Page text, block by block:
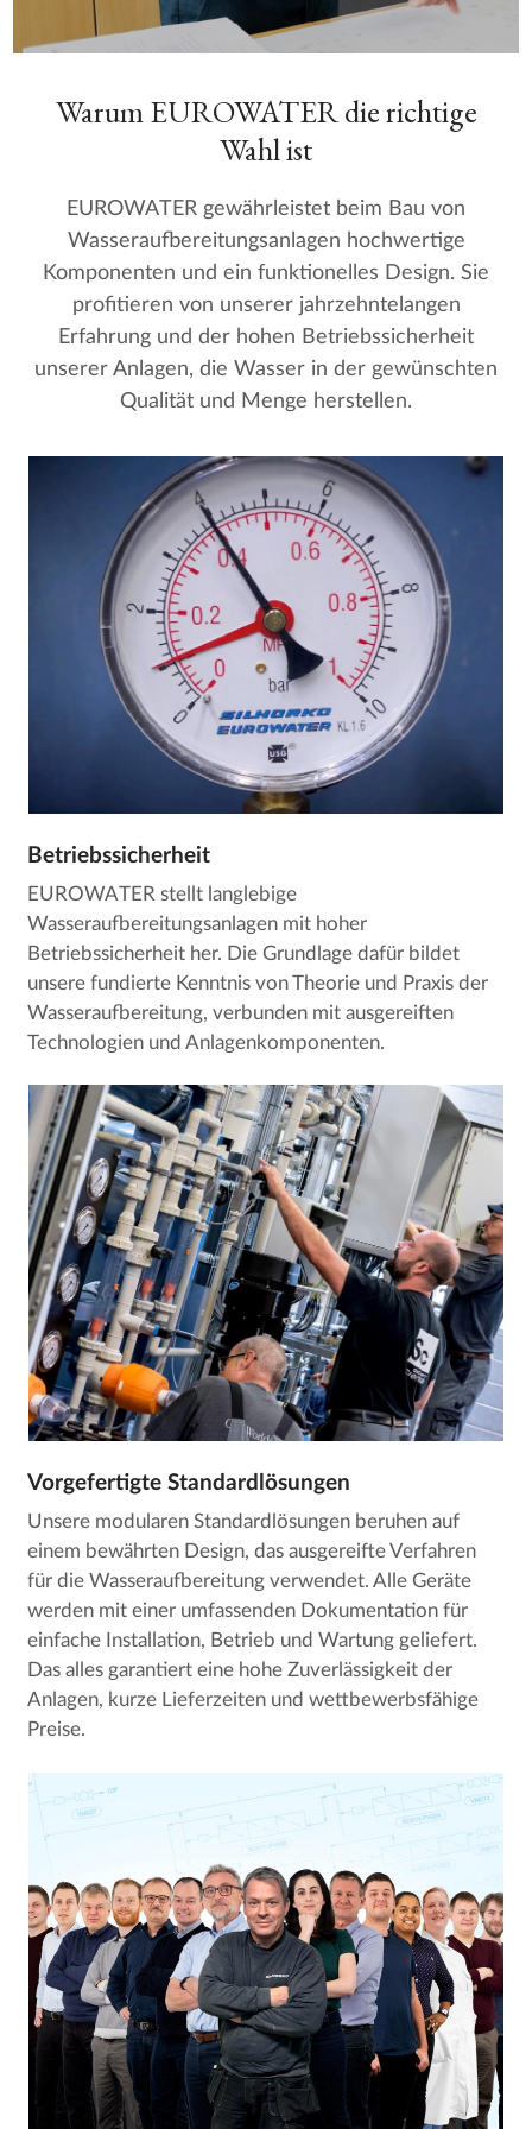
Warum EUROWATER die richtige
Wahl ist
EUROWATER gewährleistet beim Bau von
Wasseraufbereitungsanlagen hochwertige
Komponenten und ein funktionelles Design. Sie
profitieren von unserer jahrzehntelangen
Erfahrung und der hohen Betriebssicherheit
unserer Anlagen, die Wasser in der gewünschten
Qualität und Menge herstellen.
Betriebssicherheit
EUROWATER stellt langlebige
Wasseraufbereitungsanlagen mit hoher
Betriebssicherheit her. Die Grundlage dafür bildet
unsere fundierte Kenntnis von Theorie und Praxis der
Wasseraufbereitung, verbunden mit ausgereiften
Technologien und Anlagenkomponenten.
Vorgefertigte Standardlösungen
Unsere modularen Standardlösungen beruhen auf
einem bewährten Design, das ausgereifte Verfahren
für die Wasseraufbereitung verwendet. Alle Geräte
werden mit einer umfassenden Dokumentation für
einfache Installation, Betrieb und Wartung geliefert.
Das alles garantiert eine hohe Zuverlässigkeit der
Anlagen, kurze Lieferzeiten und wettbewerbsfähige
Preise.